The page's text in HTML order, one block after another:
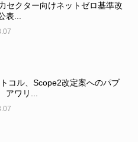
セクター向けネットゼロ基準改
表...
コル、Scope2改定案へのパブ
ワリ...